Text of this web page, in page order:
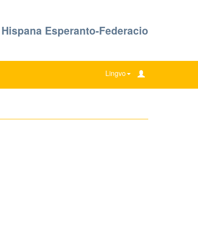
Hispana Esperanto-Federacio
Lingvo